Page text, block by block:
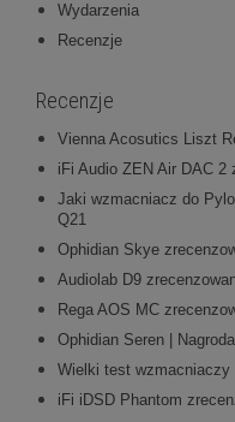
Wydarzenia
Recenzje
Recenzje
Vienna Acosutics Liszt
iFi Audio ZEN Air DAC 2
Jaki wzmacniacz do
Q21
Ophidian Skye
Audiolab D9
Rega AOS MC
Ophidian Seren |
Wielki test wzmacniaczy
iFi iDSD Phantom